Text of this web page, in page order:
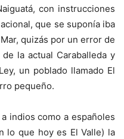
con instrucciones
que se suponía iba
quizás por un error de
la actual Caraballeda y
un poblado llamado El
pequeño.
indios como a españoles
lo que hoy es El Valle) la